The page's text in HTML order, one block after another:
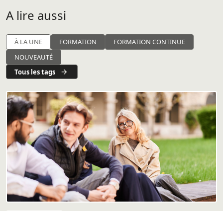
A lire aussi
À LA UNE FORMATION
FORMATION CONTINUE
NOUVEAUTÉ
Tous les tags